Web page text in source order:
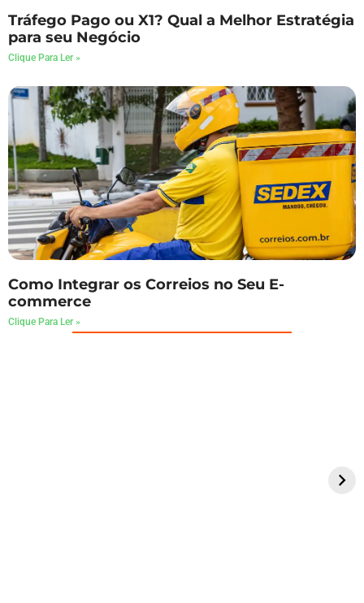
Tráfego Pago ou X1? Qual a Melhor Estratégia
para seu Negócio
Clique Para Ler »
Como Integrar os Correios no Seu E-
commerce
Clique Para Ler »